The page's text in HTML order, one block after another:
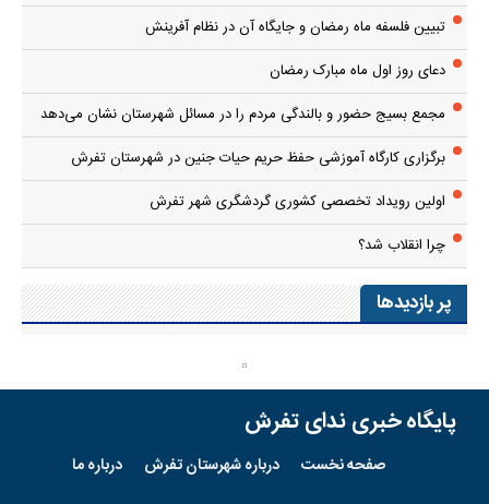
تبیین فلسفه ماه رمضان و جایگاه آن در نظام آفرینش
دعای روز اول ماه مبارک رمضان
مجمع بسیج حضور و بالندگی مردم را در مسائل شهرستان نشان می‌دهد
برگزاری کارگاه آموزشی حفظ حریم حیات جنین در شهرستان تفرش
اولین رویداد تخصصی کشوری گردشگری شهر تفرش
چرا انقلاب شد؟
پر بازدیدها
پایگاه خبری ندای تفرش
صفحه نخست درباره شهرستان تفرش درباره ما